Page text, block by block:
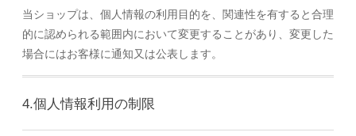
当ショップは、個人情報の利用目的を、関連性を有すると合理
的に認められる範囲内において変更することがあり、変更した
場合にはお客様に通知又は公表します。
4.個人情報利用の制限